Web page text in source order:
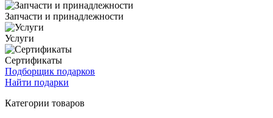
Запчасти и принадлежности
Услуги
Сертификаты
Подборщик подарков
Найти подарки
Категории товаров